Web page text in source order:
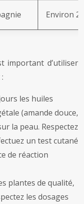
Environ
important d’utiliser
les huiles
(amande douce,
la peau. Respectez
un test cutané
de réaction
plantes de qualité,
les dosages